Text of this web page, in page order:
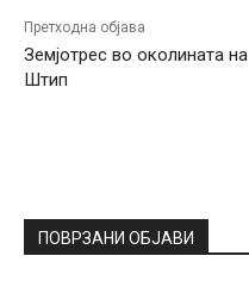
Претходна објава
Земјотрес во околината на
Штип
ПОВРЗАНИ ОБЈАВИ